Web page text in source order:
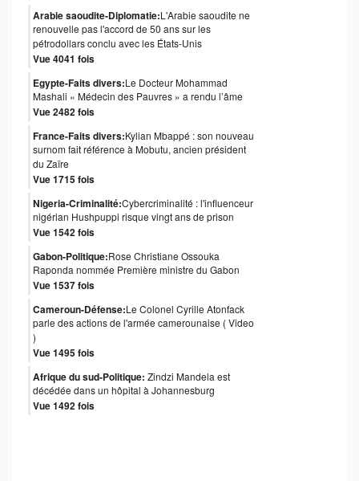
Arabie saoudite-Diplomatie:L'Arabie saoudite ne
renouvelle pas l'accord de 50 ans sur les
pétrodollars conclu avec les États-Unis
Vue 4041 fois
Egypte-Faits divers:Le Docteur Mohammad
Mashali « Médecin des Pauvres » a rendu l’âme
Vue 2482 fois
France-Faits divers:Kylian Mbappé : son nouveau
surnom fait référence à Mobutu, ancien président
du Zaïre
Vue 1715 fois
Nigeria-Criminalité:Cybercriminalité : l'influenceur
nigérian Hushpuppi risque vingt ans de prison
Vue 1542 fois
Gabon-Politique:Rose Christiane Ossouka
Raponda nommée Première ministre du Gabon
Vue 1537 fois
Cameroun-Défense:Le Colonel Cyrille Atonfack
parle des actions de l'armée camerounaise ( Video
)
Vue 1495 fois
Afrique du sud-Politique: Zindzi Mandela est
décédée dans un hôpital à Johannesburg
Vue 1492 fois